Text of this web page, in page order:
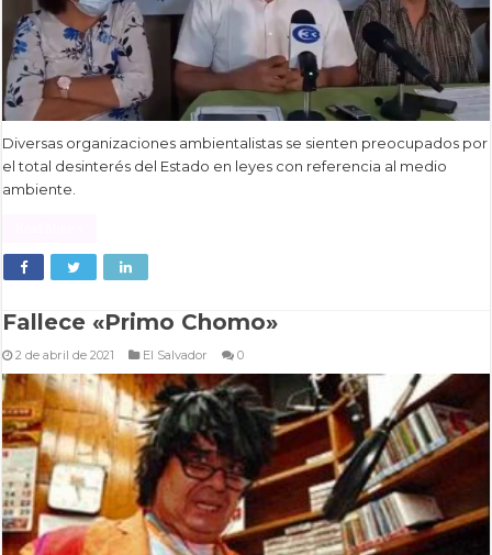
Diversas organizaciones ambientalistas se sienten preocupados por
el total desinterés del Estado en leyes con referencia al medio
ambiente.
Fallece «Primo Chomo»
2 de abril de 2021 El Salvador 0